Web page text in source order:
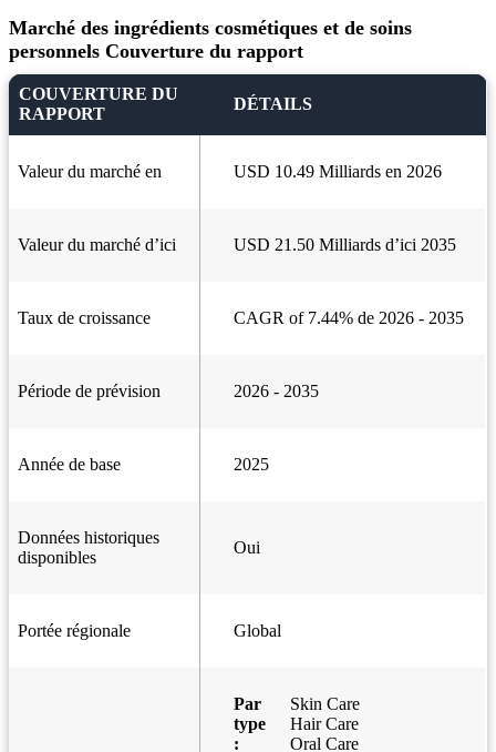
Marché des ingrédients cosmétiques et de soins
personnels Couverture du rapport
COUVERTURE DU
RAPPORT
DÉTAILS
Valeur du marché en USD 10.49 Milliards en 2026
Valeur du marché d’ici USD 21.50 Milliards d’ici 2035
Taux de croissance CAGR of 7.44% de 2026 - 2035
Période de prévision 2026 - 2035
Année de base 2025
Données historiques
disponibles
Oui
Portée régionale Global
Par
type
:
Skin Care
Hair Care
Oral Care